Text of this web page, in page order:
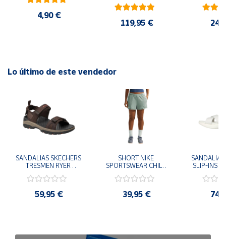
Excelente amortiguación Diseño moderno y versátil Logo
de la marca Material resistente
4,90 €
NEGRO JR6303
HOMBRE
119,95 €
Lo último de este vendedor
SANDALIAS SKECHERS
TRESMEN RYER
205112-CHOC
COMODAS
59,95 €
SHORT NIKE
SPORTSWEAR CHILL
006 PANTALONES
39,95 €
SANDALIAS
SLIP-INS